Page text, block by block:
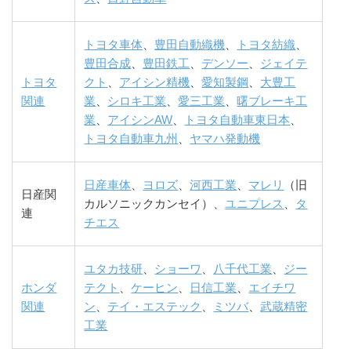
トヨタ
関連
トヨタ車体 豊田自動織機 トヨタ紡織
豊田合成
豊田鉄工 デンソー
ジェイテ
クト
アイシン精機 、愛知製鋼
大豊工
業
シロキ工業 、愛三工業
曙ブレーキ工
業
アイシンAW トヨタ自動車東日本
トヨタ自動車九州
ヤマハ発動機
日産関
連
日産車体 ヨロズ 、河西工業 マレリ
（旧
カルソニックカンセイ）、 ユニプレス
タ
チエス
ホンダ
関連
ユタカ技研 ショーワ 八千代工業
ジー
テクト
、ケーヒン 日信工業
エイチワ
ン
テイ・エステック ミツバ、武蔵精密
工業